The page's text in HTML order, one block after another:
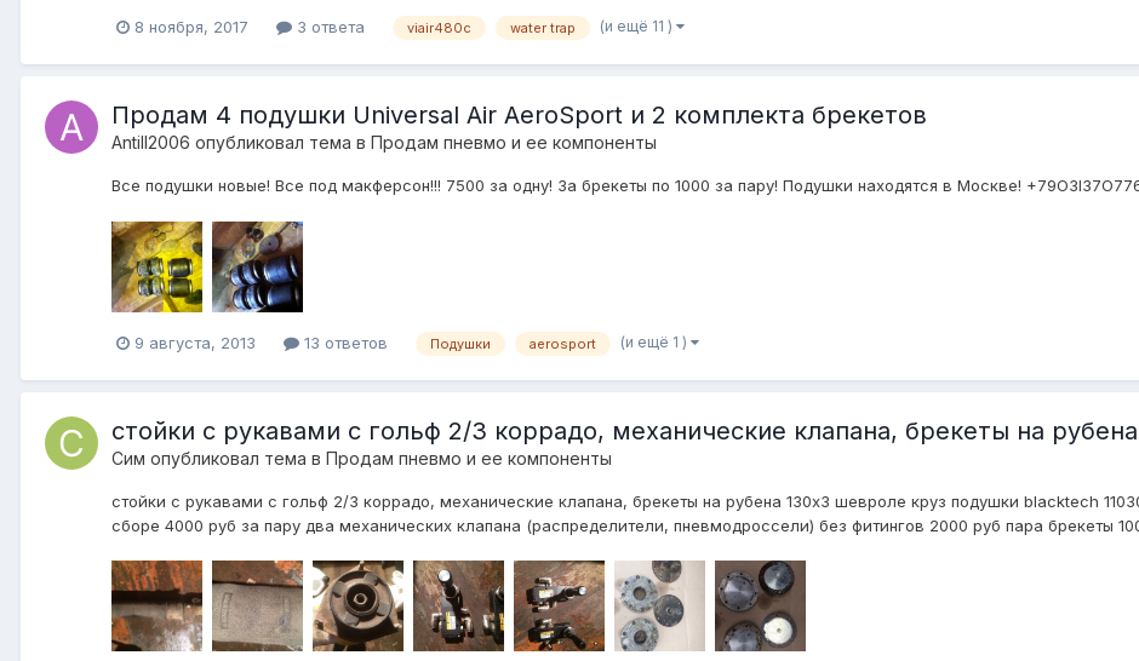
8 ноября, 2017 3 ответа viair480c water trap (и ещё 11 )
Продам 4 подушки Universal Air AeroSport и 2 комплекта брекетов
Antill2006 опубликовал тема в Продам пневмо и ее компоненты
Все подушки новые! Все под макферсон!!! 7500 за одну! За брекеты по 1000 за пару! Подушки находятся в Москве!
9 августа, 2013 13 ответов Подушки aerosport (и ещё 1 )
стойки с рукавами с гольф 2/3 коррадо, механические клапана, брекеты на
Сим опубликовал тема в Продам пневмо и ее компоненты
стойки с рукавами с гольф 2/3 коррадо, механические клапана, брекеты на рубена 130х3 шевроле круз подушки blacktech
сборе 4000 руб за пару два механических клапана (распределители, пневмодроссели) без фитингов 2000 руб пара брекеты